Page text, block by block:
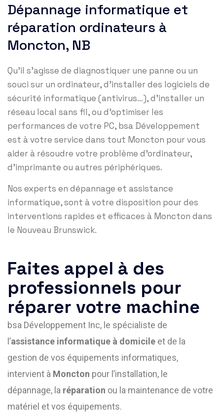
Dépannage informatique et
réparation ordinateurs à
Moncton, NB
Qu’il s’agisse de diagnostiquer une panne ou un
souci sur un ordinateur, d’installer des logiciels de
sécurité informatique (antivirus…), d’installer un
réseau local sans fil, ou d’optimiser les
performances de votre PC, bsa Développement
est à votre service dans tout Moncton pour vous
aider à résoudre votre problème d’ordinateur,
d’imprimante ou autres périphériques.
Nos experts en dépannage et assistance
informatique, sont à votre disposition pour des
interventions rapides et efficaces à Moncton dans
le Nouveau Brunswick.
Faites appel à des
professionnels pour
réparer votre machine​
bsa Développement Inc, le spécialiste de
l’assistance informatique à domicile et de la
gestion de vos équipements informatiques,
intervient à Moncton pour l’installation, le
dépannage, la réparation ou la maintenance de votre
matériel et vos équipements.